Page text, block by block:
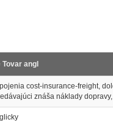
Tovar angl
cost-insurance-freight,
znáša náklady